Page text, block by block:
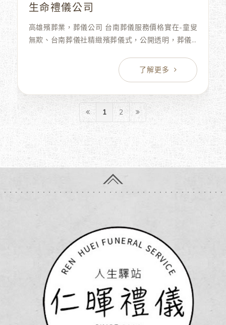
生命禮儀公司
高雄殯葬業，葬儀公司 台南葬儀服務價格實在-童叟
無欺、台南葬儀社精緻殯葬儀式，公開透明，葬儀
命禮儀公司追思會是一場如法莊嚴的佛事。
1 2